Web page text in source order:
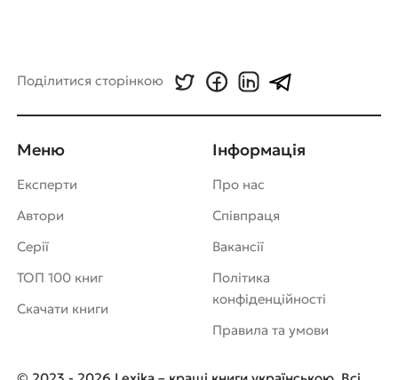
Поділитися сторінкою
Меню
Експерти
Автори
Серії
ТОП 100 книг
Скачати книги
Інформація
Про нас
Співпраця
Вакансії
Політика
конфіденційності
Правила та умови